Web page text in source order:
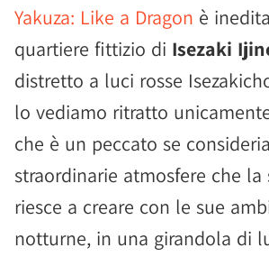
Yakuza: Like a Dragon è
quartiere fittizio di Isezaki
distretto a luci rosse
lo vediamo ritratto
che è un peccato se
straordinarie atmosfere che la
riesce a creare con le sue
notturne, in una girandola di